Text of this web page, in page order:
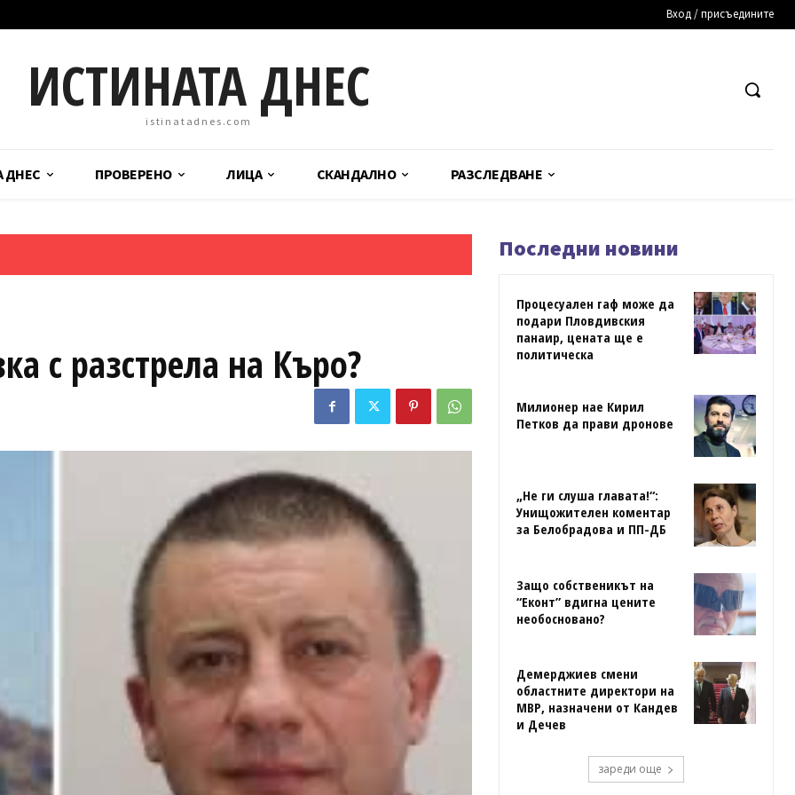
Вход / присъедините
ИСТИНАТА ДНЕС
istinatadnes.com
ДНЕС ПРОВЕРЕНО ЛИЦА СКАНДАЛНО РАЗСЛЕДВАНЕ
с разстрела на Къро?
Последни новини
Процесуален гаф може да
подари Пловдивския
панаир, цената ще е
политическа
Милионер нае Кирил
Петков да прави дронове
„Не ги слуша главата!“:
Унищожителен коментар
за Белобрадова и ПП-ДБ
Защо собственикът на
“Еконт” вдигна цените
необосновано?
Демерджиев смени
областните директори на
МВР, назначени от Кандев
и Дечев
зареди още